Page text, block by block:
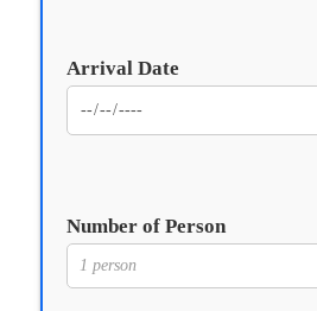
Arrival Date
Number of Person